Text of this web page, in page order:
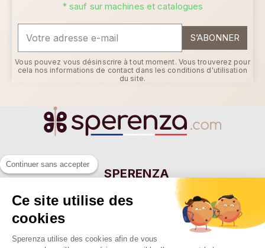
* sauf sur machines et catalogues
S’ABONNER
Vous pouvez vous désinscrire à tout moment. Vous trouverez pour
cela nos informations de contact dans les conditions d'utilisation
du site.
SPERENZA
55 Allée Eugène Ducretet
26000 VALENCE - FRANCE
Continuer sans accepter
Ce site utilise des
cookies
Sperenza utilise des cookies afin de vous